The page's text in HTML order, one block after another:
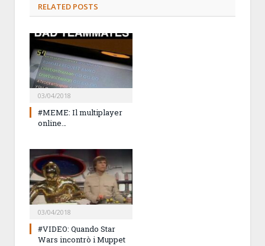
RELATED POSTS
03/04/2018
#MEME: Il multiplayer
online…
03/04/2018
#VIDEO: Quando Star
Wars incontrò i Muppet